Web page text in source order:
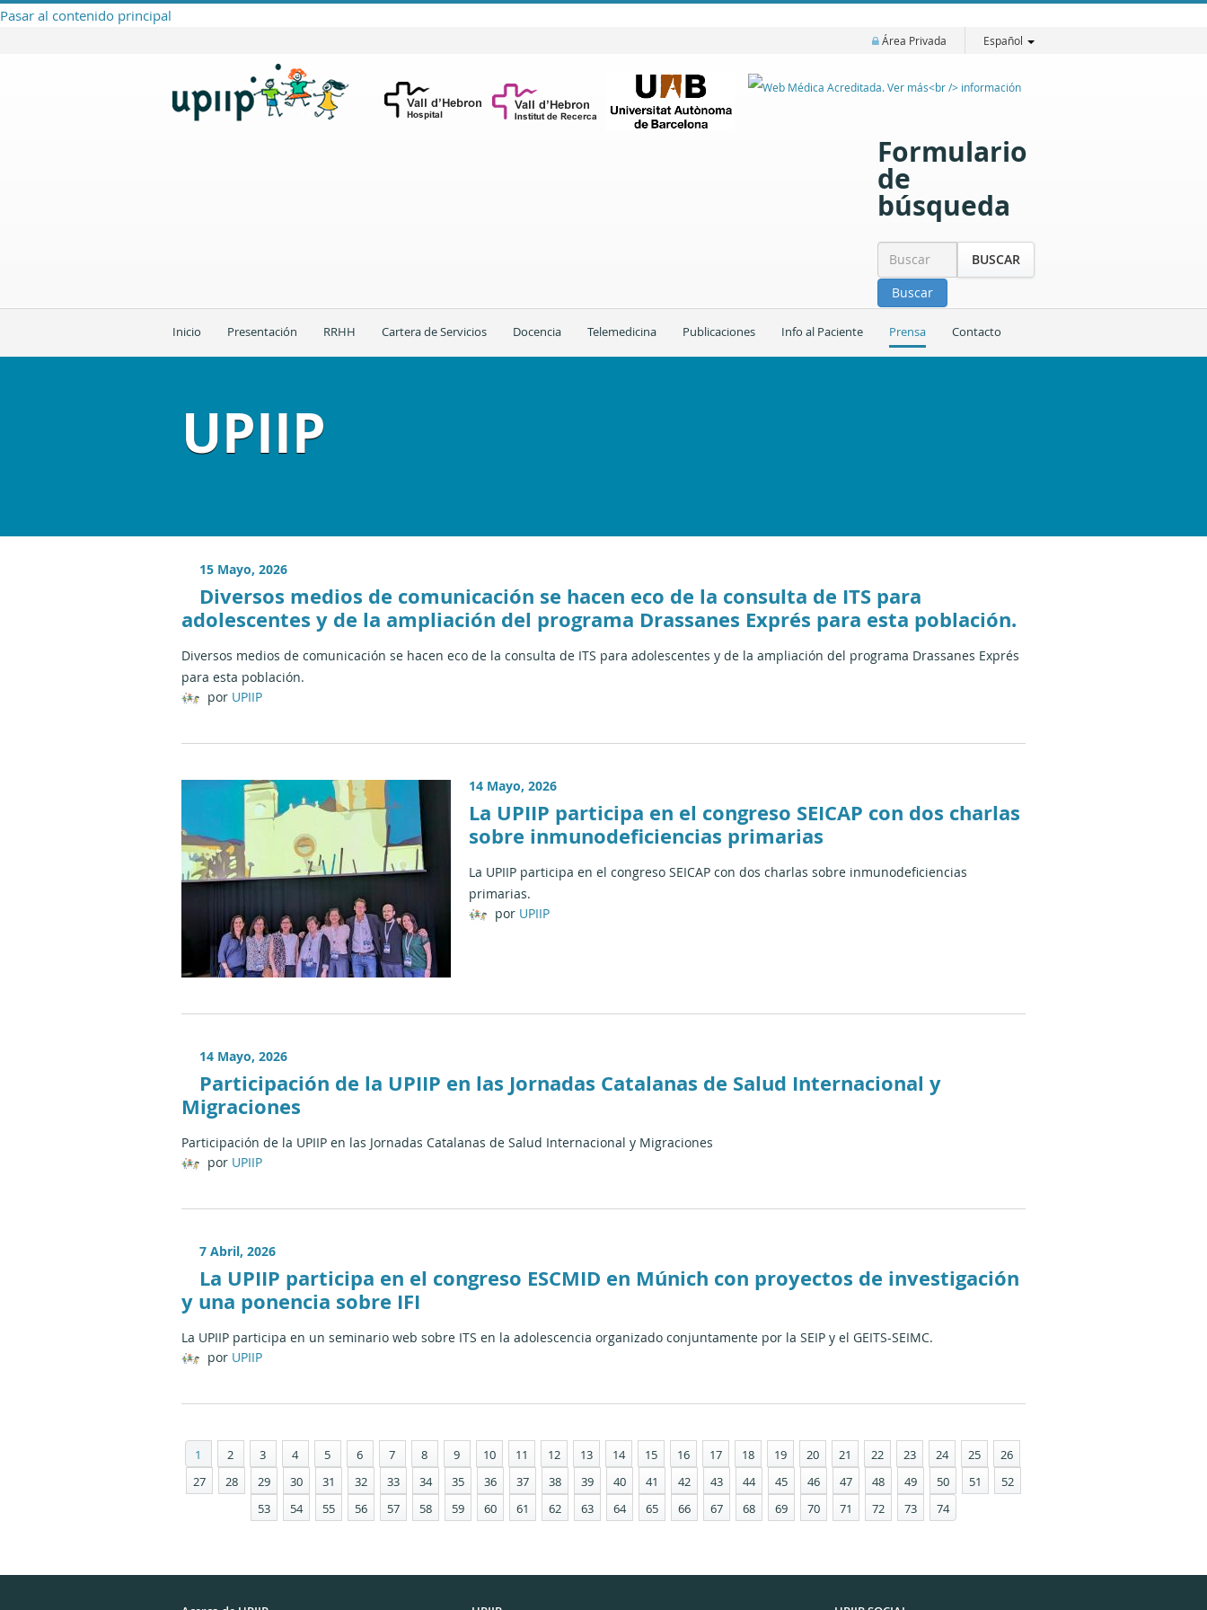
Pasar al contenido principal
Área Privada Español
Formulario
de
búsqueda
BUSCAR
Buscar
Inicio Presentación RRHH Cartera de Servicios Docencia Telemedicina Publicaciones Info al Paciente Prensa Contacto
UPIIP
15 Mayo, 2026
Diversos medios de comunicación se hacen eco de la consulta de ITS para
adolescentes y de la ampliación del programa Drassanes Exprés para esta población.
Diversos medios de comunicación se hacen eco de la consulta de ITS para adolescentes y de la ampliación del programa Drassanes Exprés
para esta población.
por UPIIP
14 Mayo, 2026
La UPIIP participa en el congreso SEICAP con dos charlas
sobre inmunodeficiencias primarias
La UPIIP participa en el congreso SEICAP con dos charlas sobre inmunodeficiencias
primarias.
por UPIIP
14 Mayo, 2026
Participación de la UPIIP en las Jornadas Catalanas de Salud Internacional y
Migraciones
Participación de la UPIIP en las Jornadas Catalanas de Salud Internacional y Migraciones
por UPIIP
7 Abril, 2026
La UPIIP participa en el congreso ESCMID en Múnich con proyectos de investigación
y una ponencia sobre IFI
La UPIIP participa en un seminario web sobre ITS en la adolescencia organizado conjuntamente por la SEIP y el GEITS-SEIMC.
por UPIIP
1 2 3 4 5 6 7 8 9 10 11 12 13 14 15 16 17 18 19 20 21 22 23 24 25
26
27
28 29 30 31 32 33 34 35 36 37 38 39 40 41 42 43 44 45 46 47 48 49 50 51
52
53
54 55 56 57 58 59 60 61 62 63 64 65 66 67 68 69 70 71 72 73 74